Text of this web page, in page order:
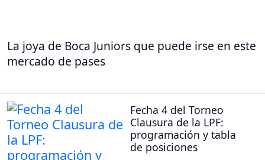
La joya de Boca Juniors que puede irse en este
mercado de pases
Fecha 4 del Torneo
Clausura de la LPF:
programación y tabla
de posiciones